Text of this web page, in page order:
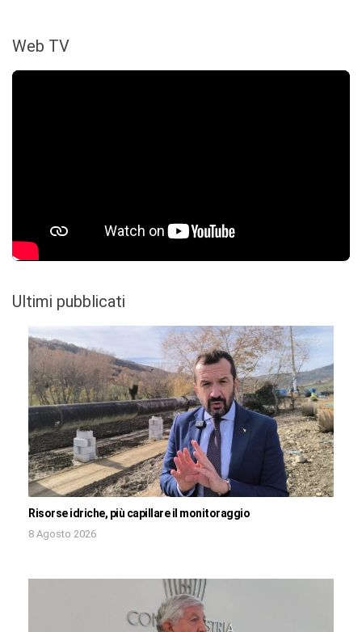
Web TV
Ultimi pubblicati
Risorse idriche, più capillare il monitoraggio
8 Agosto 2026